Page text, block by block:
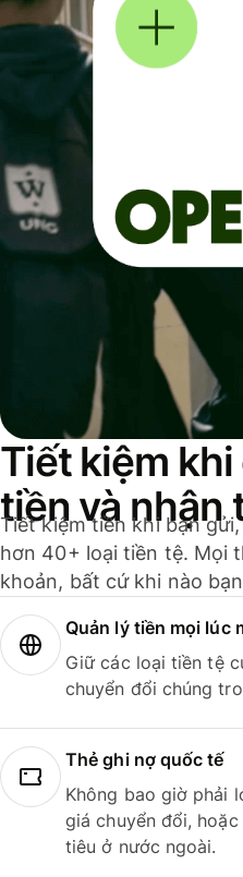
Tiết kiệm
tiền và nhận
Tiết kiệm tiền khi bạn
hơn 40+ loại tiền tệ. Mọi
khoản, bất cứ khi nào
Quản lý tiền mọi lúc
Giữ các loại tiền tệ
chuyển đổi chúng
Thẻ ghi nợ quốc tế
Không bao giờ phải
giá chuyển đổi,
tiêu ở nước ngoài.